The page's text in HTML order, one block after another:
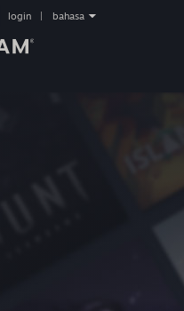
login bahasa